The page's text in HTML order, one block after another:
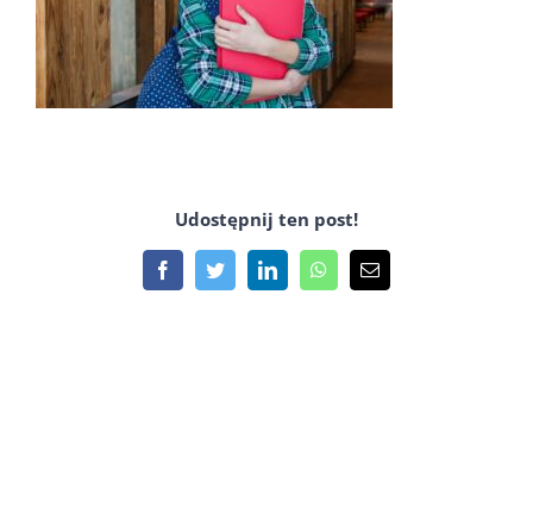
Udostępnij ten post!
FacebookTwitterLinkedInWhatsApp
Email